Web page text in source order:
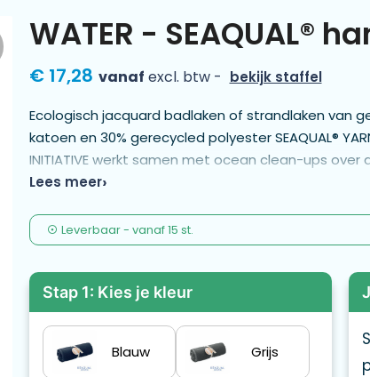
WATER - SEAQUAL®
€ 17,28 vanaf excl. btw - bekijk staffel
Ecologisch jacquard badlaken of strandlaken van
katoen en 30% gerecycled polyester SEAQUAL®
INITIATIVE werkt samen met ocean clean-ups
het afval dat uit de zee wordt gehaald te recyclen.
Lees meer
Leverbaar- vanaf15 st.
Stap 1: Kies je kleur
Blauw Grijs